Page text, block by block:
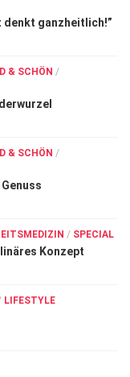
denkt ganzheitlich!”
& SCHÖN /
& SCHÖN /
/ SPECIAL
Konzept
LIFESTYLE